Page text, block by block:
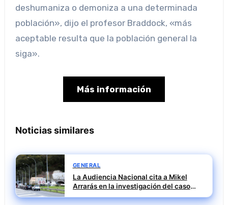
deshumaniza o demoniza a una determinada
población», dijo el profesor Braddock, «más
aceptable resulta que la población general la
siga».
Más información
Noticias similares
GENERAL
La Audiencia Nacional cita a Mikel
Arrarás en la investigación del caso
Leire por la pieza SEPI